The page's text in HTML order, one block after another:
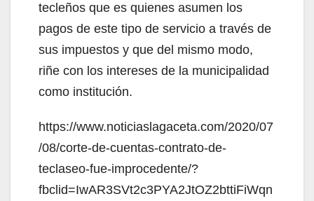
tecleños que es quienes asumen los
pagos de este tipo de servicio a través de
sus impuestos y que del mismo modo,
riñe con los intereses de la municipalidad
como institución.
https://www.noticiaslagaceta.com/2020/07
/08/corte-de-cuentas-contrato-de-
teclaseo-fue-improcedente/?
fbclid=IwAR3SVt2c3PYA2JtOZ2bttiFiWqn